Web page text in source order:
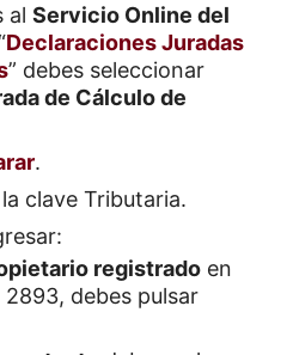
al Servicio Online del
Declaraciones Juradas
” debes seleccionar
de Cálculo de
.
clave Tributaria.
registrado en
debes pulsar